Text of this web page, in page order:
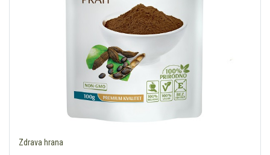
Zdrava hrana